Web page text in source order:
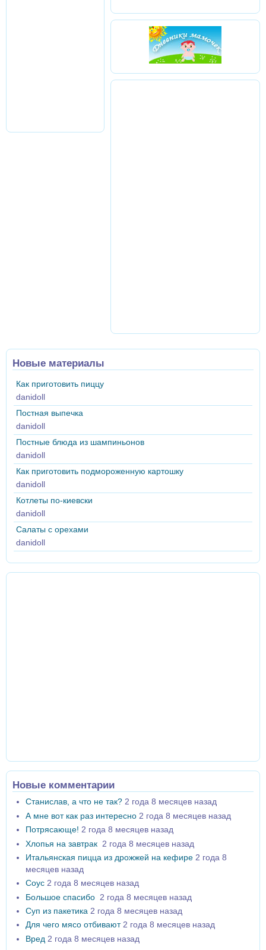
Новые материалы
Как приготовить пиццу
danidoll
Постная выпечка
danidoll
Постные блюда из шампиньонов
danidoll
Как приготовить подмороженную картошку
danidoll
Котлеты по-киевски
danidoll
Салаты с орехами
danidoll
Новые комментарии
Станислав, а что не так? 2 года 8 месяцев назад
А мне вот как раз интересно 2 года 8 месяцев назад
Потрясающе! 2 года 8 месяцев назад
Хлопья на завтрак 2 года 8 месяцев назад
Итальянская пицца из дрожжей на кефире 2 года 8
месяцев назад
Соус 2 года 8 месяцев назад
Большое спасибо 2 года 8 месяцев назад
Суп из пакетика 2 года 8 месяцев назад
Для чего мясо отбивают 2 года 8 месяцев назад
Вред 2 года 8 месяцев назад